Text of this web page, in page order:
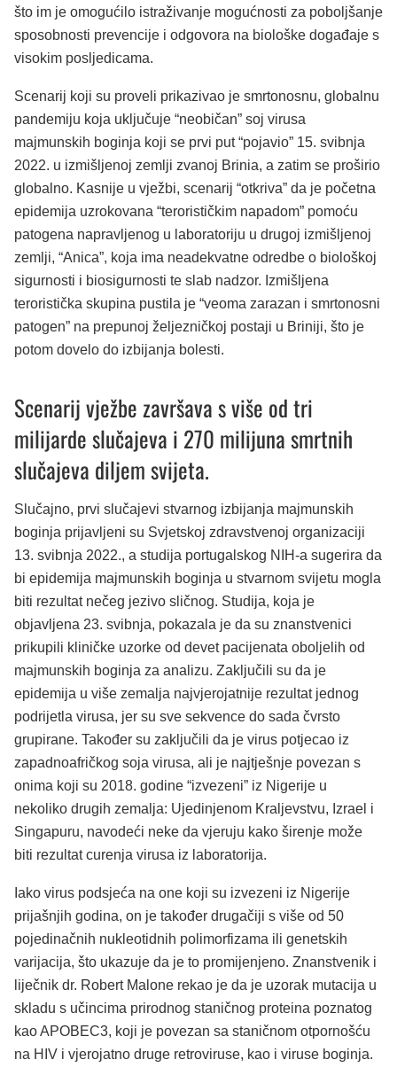
što im je omogućilo istraživanje mogućnosti za poboljšanje
sposobnosti prevencije i odgovora na biološke događaje s
visokim posljedicama.
Scenarij koji su proveli prikazivao je smrtonosnu, globalnu
pandemiju koja uključuje “neobičan” soj virusa
majmunskih boginja koji se prvi put “pojavio” 15. svibnja
2022. u izmišljenoj zemlji zvanoj Brinia, a zatim se proširio
globalno. Kasnije u vježbi, scenarij “otkriva” da je početna
epidemija uzrokovana “terorističkim napadom” pomoću
patogena napravljenog u laboratoriju u drugoj izmišljenoj
zemlji, “Anica”, koja ima neadekvatne odredbe o biološkoj
sigurnosti i biosigurnosti te slab nadzor. Izmišljena
teroristička skupina pustila je “veoma zarazan i smrtonosni
patogen” na prepunoj željezničkoj postaji u Briniji, što je
potom dovelo do izbijanja bolesti.
Scenarij vježbe završava s više od tri
milijarde slučajeva i 270 milijuna smrtnih
slučajeva diljem svijeta.
Slučajno, prvi slučajevi stvarnog izbijanja majmunskih
boginja prijavljeni su Svjetskoj zdravstvenoj organizaciji
13. svibnja 2022., a studija portugalskog NIH-a sugerira da
bi epidemija majmunskih boginja u stvarnom svijetu mogla
biti rezultat nečeg jezivo sličnog. Studija, koja je
objavljena 23. svibnja, pokazala je da su znanstvenici
prikupili kliničke uzorke od devet pacijenata oboljelih od
majmunskih boginja za analizu. Zaključili su da je
epidemija u više zemalja najvjerojatnije rezultat jednog
podrijetla virusa, jer su sve sekvence do sada čvrsto
grupirane. Također su zaključili da je virus potjecao iz
zapadnoafričkog soja virusa, ali je najtješnje povezan s
onima koji su 2018. godine “izvezeni” iz Nigerije u
nekoliko drugih zemalja: Ujedinjenom Kraljevstvu, Izrael i
Singapuru, navodeći neke da vjeruju kako širenje može
biti rezultat curenja virusa iz laboratorija.
Iako virus podsjeća na one koji su izvezeni iz Nigerije
prijašnjih godina, on je također drugačiji s više od 50
pojedinačnih nukleotidnih polimorfizama ili genetskih
varijacija, što ukazuje da je to promijenjeno. Znanstvenik i
liječnik dr. Robert Malone rekao je da je uzorak mutacija u
skladu s učincima prirodnog staničnog proteina poznatog
kao APOBEC3, koji je povezan sa staničnom otpornošću
na HIV i vjerojatno druge retroviruse, kao i viruse boginja.